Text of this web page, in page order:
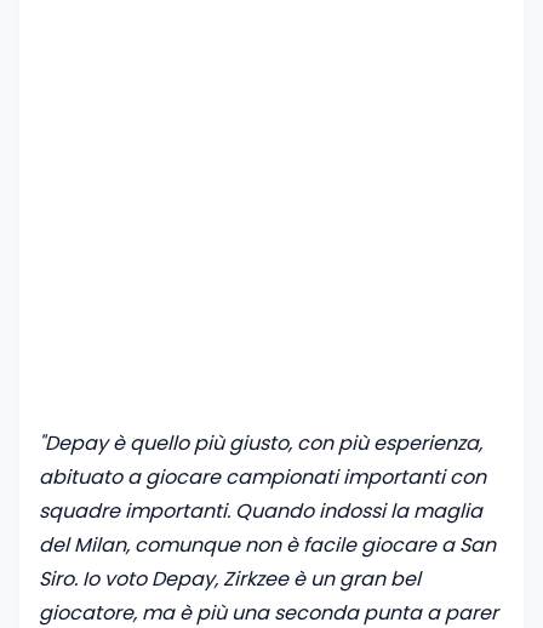
"Depay è quello più giusto, con più esperienza,
abituato a giocare campionati importanti con
squadre importanti. Quando indossi la maglia
del Milan, comunque non è facile giocare a San
Siro. Io voto Depay, Zirkzee è un gran bel
giocatore, ma è più una seconda punta a parer